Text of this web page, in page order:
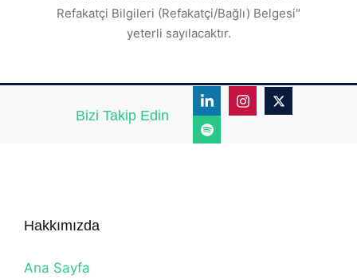
Refakatçi Bilgileri (Refakatçi/Bağlı) Belgesi"
yeterli sayılacaktır.
Bizi Takip Edin
Hakkımızda
Ana Sayfa